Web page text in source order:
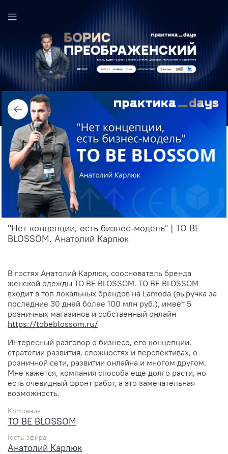
"Нет концепции, есть бизнес-модель" | TO BE
BLOSSOM. Анатолий Карлюк
В гостях Анатолий Карлюк, сооснователь бренда
женской одежды TO BE BLOSSOM. TO BE BLOSSOM
входит в топ локальных брендов на Lamoda (выручка за
последние 30 дней более 100 млн руб.), имеет 5
розничных магазинов и собственный онлайн
https://tobeblossom.ru/
Интересный разговор о бизнесе, его концепции,
стратегии развития, сложностях и перспективах, о
розничной сети, развитии онлайна и многом другом.
Мне кажется, компания способа еще долго расти, но
есть очевидный фронт работ, а это замечательная
возможность.
Компания
TO BE BLOSSOM
Гость эфира
Анатолий Карлюк